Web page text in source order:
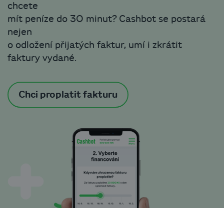
chcete
mít peníze do 30 minut? Cashbot se postará
nejen
o odložení přijatých faktur, umí i zkrátit
faktury vydané.
Chci proplatit fakturu